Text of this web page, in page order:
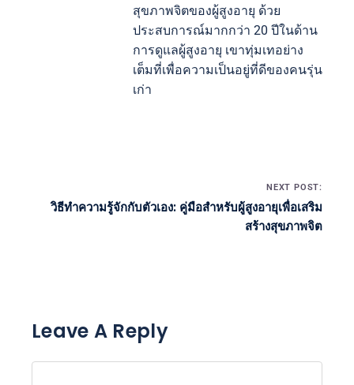
สุขภาพจิตของผู้สูงอายุ ด้วย
ประสบการณ์มากกว่า 20 ปีในด้าน
การดูแลผู้สูงอายุ เขาทุ่มเทอย่าง
เต็มที่เพื่อความเป็นอยู่ที่ดีของคนรุ่น
เก่า
NEXT POST:
วิธีทำความรู้จักกับตัวเอง: คู่มือสำหรับผู้สูงอายุเพื่อเสริม
สร้างสุขภาพจิต
Leave A Reply